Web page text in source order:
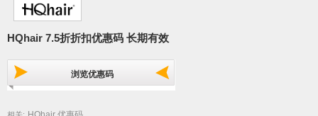
HQhair 7.5折折扣优惠码 长期有效
浏览优惠码